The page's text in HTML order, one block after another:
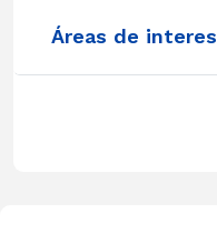
Áreas de interes